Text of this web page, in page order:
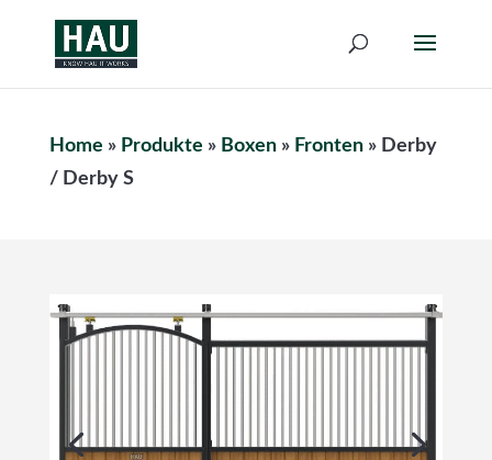
Home » Produkte » Boxen» Fronten» Derby
/ Derby S